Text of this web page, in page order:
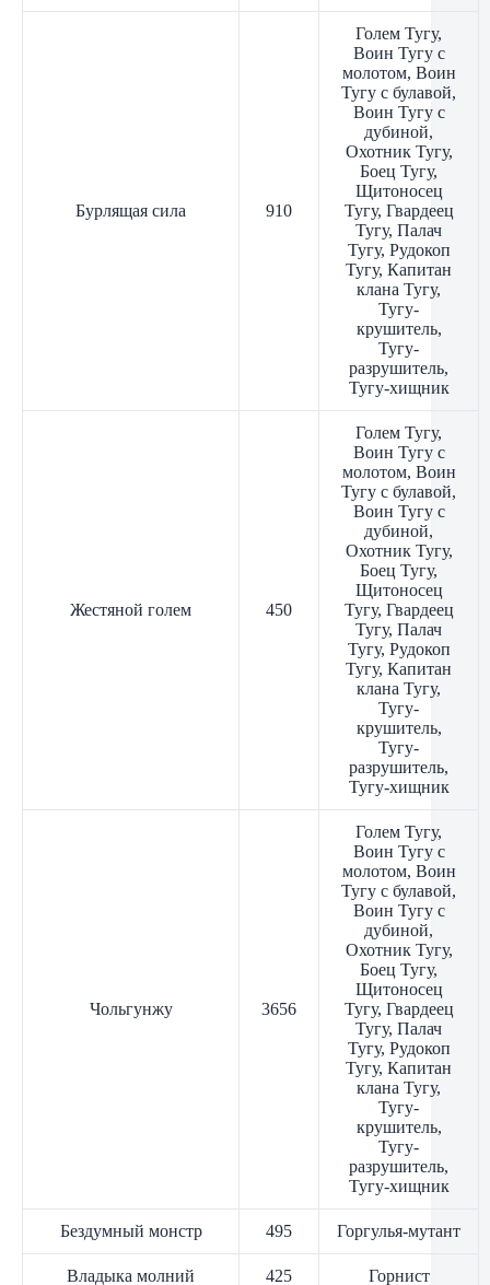
Бурлящая сила 910
Голем Тугу,
Воин Тугу с
молотом, Воин
Тугу с булавой,
Воин Тугу с
дубиной,
Охотник Тугу,
Боец Тугу,
Щитоносец
Тугу, Гвардеец
Тугу, Палач
Тугу, Рудокоп
Тугу, Капитан
клана Тугу,
Тугу-
крушитель,
Тугу-
разрушитель,
Тугу-хищник
Жестяной голем 450
Голем Тугу,
Воин Тугу с
молотом, Воин
Тугу с булавой,
Воин Тугу с
дубиной,
Охотник Тугу,
Боец Тугу,
Щитоносец
Тугу, Гвардеец
Тугу, Палач
Тугу, Рудокоп
Тугу, Капитан
клана Тугу,
Тугу-
крушитель,
Тугу-
разрушитель,
Тугу-хищник
Чольгунжу 3656
Голем Тугу,
Воин Тугу с
молотом, Воин
Тугу с булавой,
Воин Тугу с
дубиной,
Охотник Тугу,
Боец Тугу,
Щитоносец
Тугу, Гвардеец
Тугу, Палач
Тугу, Рудокоп
Тугу, Капитан
клана Тугу,
Тугу-
крушитель,
Тугу-
разрушитель,
Тугу-хищник
Бездумный монстр 495 Горгулья-мутант
Владыка молний 425 Горнист